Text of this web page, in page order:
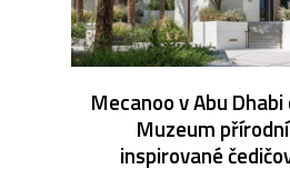
Mecanoo v Abu
Muzeum
inspirované